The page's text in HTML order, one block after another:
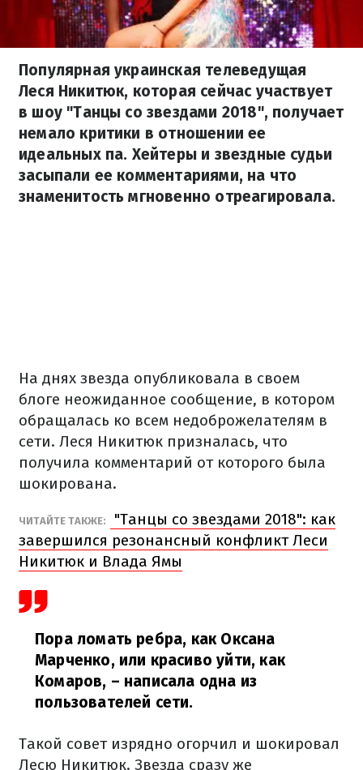
Популярная украинская телеведущая
Леся Никитюк, которая сейчас участвует
в шоу "Танцы со звездами 2018", получает
немало критики в отношении ее
идеальных па. Хейтеры и звездные судьи
засыпали ее комментариями, на что
знаменитость мгновенно отреагировала.
На днях звезда опубликовала в своем
блоге неожиданное сообщение, в котором
обращалась ко всем недоброжелателям в
сети. Леся Никитюк призналась, что
получила комментарий от которого была
шокирована.
ЧИТАЙТЕ ТАКЖЕ:
"Танцы со звездами 2018": как
завершился резонансный конфликт Леси
Никитюк и Влада Ямы
Пора ломать ребра, как Оксана
Марченко, или красиво уйти, как
Комаров, – написала одна из
пользователей сети.
Такой совет изрядно огорчил и шокировал
Лесю Никитюк. Звезда сразу же